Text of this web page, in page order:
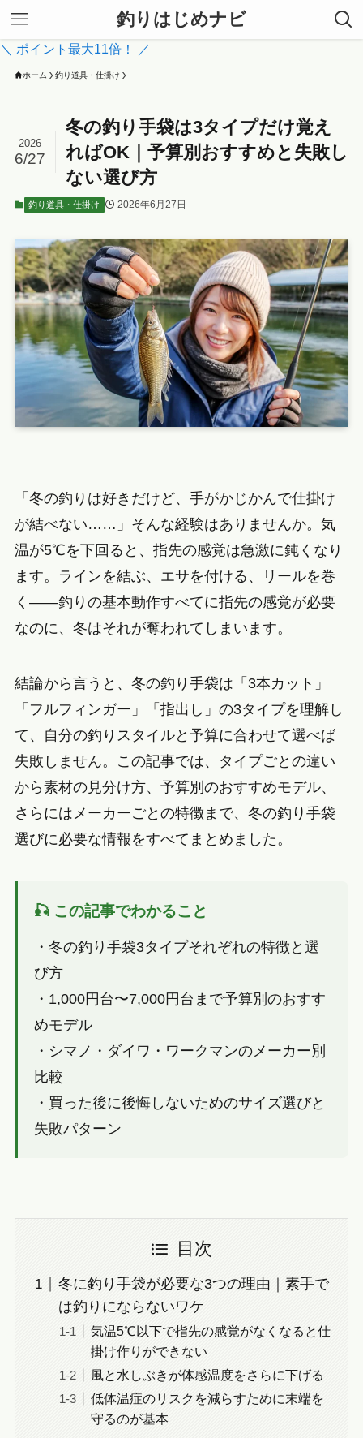
釣りはじめナビ
＼ ポイント最大11倍！ ／
ホーム 釣り道具・仕掛け
冬の釣り手袋は3タイプだけ覚え
ればOK｜予算別おすすめと失敗し
ない選び方
2026
6/27
釣り道具・仕掛け 2026年6月27日
「冬の釣りは好きだけど、手がかじかんで仕掛け
が結べない……」そんな経験はありませんか。気
温が5℃を下回ると、指先の感覚は急激に鈍くなり
ます。ラインを結ぶ、エサを付ける、リールを巻
く——釣りの基本動作すべてに指先の感覚が必要
なのに、冬はそれが奪われてしまいます。
結論から言うと、冬の釣り手袋は「3本カット」
「フルフィンガー」「指出し」の3タイプを理解し
て、自分の釣りスタイルと予算に合わせて選べば
失敗しません。この記事では、タイプごとの違い
から素材の見分け方、予算別のおすすめモデル、
さらにはメーカーごとの特徴まで、冬の釣り手袋
選びに必要な情報をすべてまとめました。
🎣 この記事でわかること
・冬の釣り手袋3タイプそれぞれの特徴と選
び方
・1,000円台〜7,000円台まで予算別のおすす
めモデル
・シマノ・ダイワ・ワークマンのメーカー別
比較
・買った後に後悔しないためのサイズ選びと
失敗パターン
目次
冬に釣り手袋が必要な3つの理由｜素手で
は釣りにならないワケ
気温5℃以下で指先の感覚がなくなると仕
掛け作りができない
風と水しぶきが体感温度をさらに下げる
低体温症のリスクを減らすために末端を
守るのが基本